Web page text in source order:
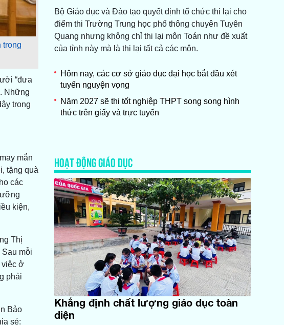
trong
“đưa
Những
trong
mắn
tặng quà
các
kiện,
Thị
mỗi
việc ở
phải
Bảo
sẻ:
Bộ Giáo dục và Đào tạo quyết định tổ chức thi lại cho
điểm thi Trường Trung học phổ thông chuyên Tuyên
Quang nhưng không chỉ thi lại môn Toán như đề xuất
của tỉnh này mà là thi lại tất cả các môn.
Hôm nay, các cơ sở giáo dục đại học bắt đầu xét
tuyển nguyện vọng
Năm 2027 sẽ thi tốt nghiệp THPT song song hình
thức trên giấy và trực tuyến
HOẠT ĐỘNG GIÁO DỤC
Khẳng định chất lượng giáo dục toàn
diện